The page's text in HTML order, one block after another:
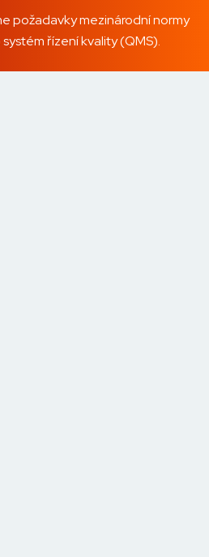
požadavky mezinárodní normy
řízení kvality (QMS).